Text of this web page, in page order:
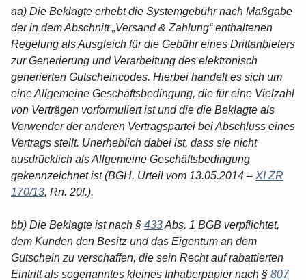
aa) Die Beklagte erhebt die Systemgebühr nach Maßgabe
der in dem Abschnitt „Versand & Zahlung“ enthaltenen
Regelung als Ausgleich für die Gebühr eines Drittanbieters
zur Generierung und Verarbeitung des elektronisch
generierten Gutscheincodes. Hierbei handelt es sich um
eine Allgemeine Geschäftsbedingung, die für eine Vielzahl
von Verträgen vorformuliert ist und die die Beklagte als
Verwender der anderen Vertragspartei bei Abschluss eines
Vertrags stellt. Unerheblich dabei ist, dass sie nicht
ausdrücklich als Allgemeine Geschäftsbedingung
gekennzeichnet ist (BGH, Urteil vom 13.05.2014 – XI ZR
170/13, Rn. 20f.).
bb) Die Beklagte ist nach § 433Abs. 1 BGB verpflichtet,
dem Kunden den Besitz und das Eigentum an dem
Gutschein zu verschaffen, die sein Recht auf rabattierten
Eintritt als sogenanntes kleines Inhaberpapier nach § 807